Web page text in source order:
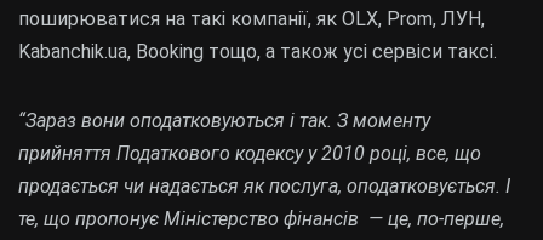
поширюватися на такі компанії, як OLX, Prom, ЛУН,
Kabanchik.ua, Booking тощо, а також усі сервіси таксі.
“Зараз вони оподатковуються і так. З моменту
прийняття Податкового кодексу у 2010 році, все, що
продається чи надається як послуга, оподатковується. І
те, що пропонує Міністерство фінансів — це, по-перше,